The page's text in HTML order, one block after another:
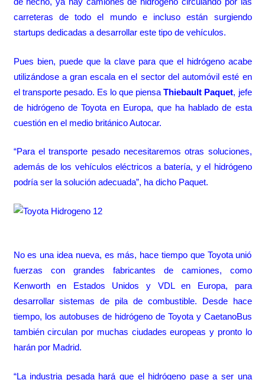
carreteras de todo el mundo e incluso están surgiendo
startups dedicadas a desarrollar este tipo de vehículos.
Pues bien, puede que la clave para que el hidrógeno acabe
utilizándose a gran escala en el sector del automóvil esté en
el transporte pesado. Es lo que piensaThiebault Paquet, jefe
de hidrógeno de Toyota en Europa, que ha hablado de esta
cuestión en el medio británicoAutocar.
“Para el transporte pesado necesitaremos otras soluciones,
además de los vehículos eléctricos a batería, y el hidrógeno
podría ser la solución adecuada”, ha dicho Paquet.
No es una idea nueva, es más, hace tiempo que Toyota unió
fuerzas con grandes fabricantes de camiones, como
Kenworth en Estados Unidos y VDL en Europa, para
desarrollar sistemas de pila de combustible. Desde hace
tiempo, los autobuses de hidrógeno de Toyota y CaetanoBus
también circulan por muchas ciudades europeas y pronto lo
harán por Madrid.
“La industria pesada hará que el hidrógeno pase a ser una